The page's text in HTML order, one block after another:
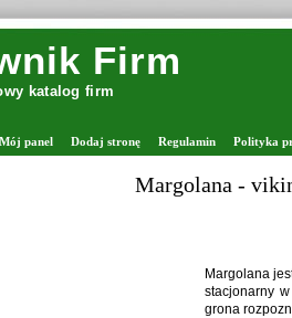
Firm
katalog firm
Mój panel Dodaj stronę Regulamin Polityka
Margolana -
Margolana
stacjonarny
grona